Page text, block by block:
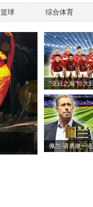
篮球 综合体育
“亚冠之巅”恒大
佩兰-请勇敢一点